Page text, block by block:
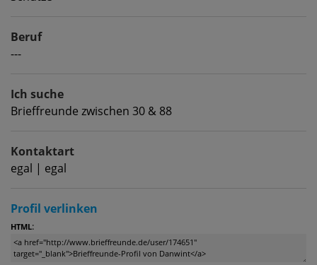
Beruf
---
Ich suche
Brieffreunde zwischen 30 & 88
Kontaktart
egal | egal
Profil verlinken
HTML: